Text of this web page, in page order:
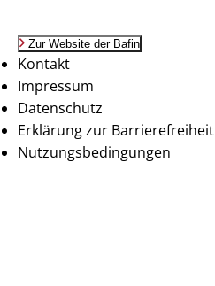
Zur Website der Bafin
Kontakt
Impressum
Datenschutz
Erklärung zur Barrierefreiheit
Nutzungsbedingungen